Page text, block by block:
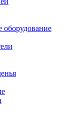
оборудование